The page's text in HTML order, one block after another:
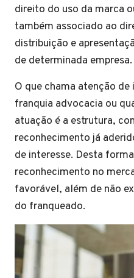
direito do uso da marca
também associado ao
distribuição e
de determinada empresa.
O que chama atenção
franquia advocacia ou
atuação é a estrutura,
reconhecimento já
de interesse. Desta
reconhecimento no
favorável, além de não
do franqueado.